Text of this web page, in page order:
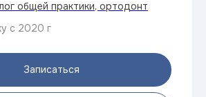
общей практики, ортодонт
с 2020 г
Записаться